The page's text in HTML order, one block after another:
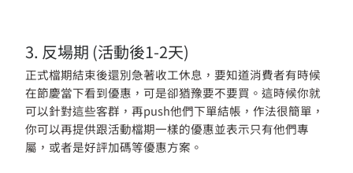
3. 反場期 (活動後1-2天)
正式檔期結束後還別急著收工休息，要知道消費者有時候
在節慶當下看到優惠，可是卻猶豫要不要買。這時候你就
可以針對這些客群，再push他們下單結帳，作法很簡單，
你可以再提供跟活動檔期一樣的優惠並表示只有他們專
屬，或者是好評加碼等優惠方案。